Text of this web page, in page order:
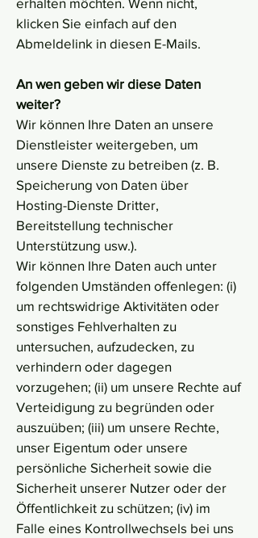
klicken Sie einfach auf den
Abmeldelink in diesen E-Mails.
An wen geben wir diese Daten
weiter?
Wir können Ihre Daten an unsere
Dienstleister weitergeben, um
unsere Dienste zu betreiben (z. B.
Speicherung von Daten über
Hosting-Dienste Dritter,
Bereitstellung technischer
Unterstützung usw.).
Wir können Ihre Daten auch unter
folgenden Umständen offenlegen: (i)
um rechtswidrige Aktivitäten oder
sonstiges Fehlverhalten zu
untersuchen, aufzudecken, zu
verhindern oder dagegen
vorzugehen; (ii) um unsere Rechte auf
Verteidigung zu begründen oder
auszuüben; (iii) um unsere Rechte,
unser Eigentum oder unsere
persönliche Sicherheit sowie die
Sicherheit unserer Nutzer oder der
Öffentlichkeit zu schützen; (iv) im
Falle eines Kontrollwechsels bei uns